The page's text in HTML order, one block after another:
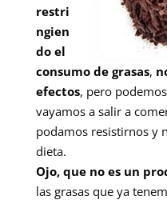
restri
ngien
do el
consumo de grasas,
efectos, pero
vayamos a salir a
podamos resistirnos y
dieta.
Ojo, que no es un
las grasas que ya